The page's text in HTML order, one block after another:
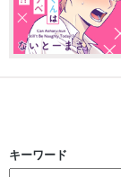
キーワード